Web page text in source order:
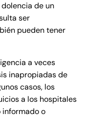
de un
ser
pueden tener
a veces
inapropiadas de
casos, los
a los hospitales
o